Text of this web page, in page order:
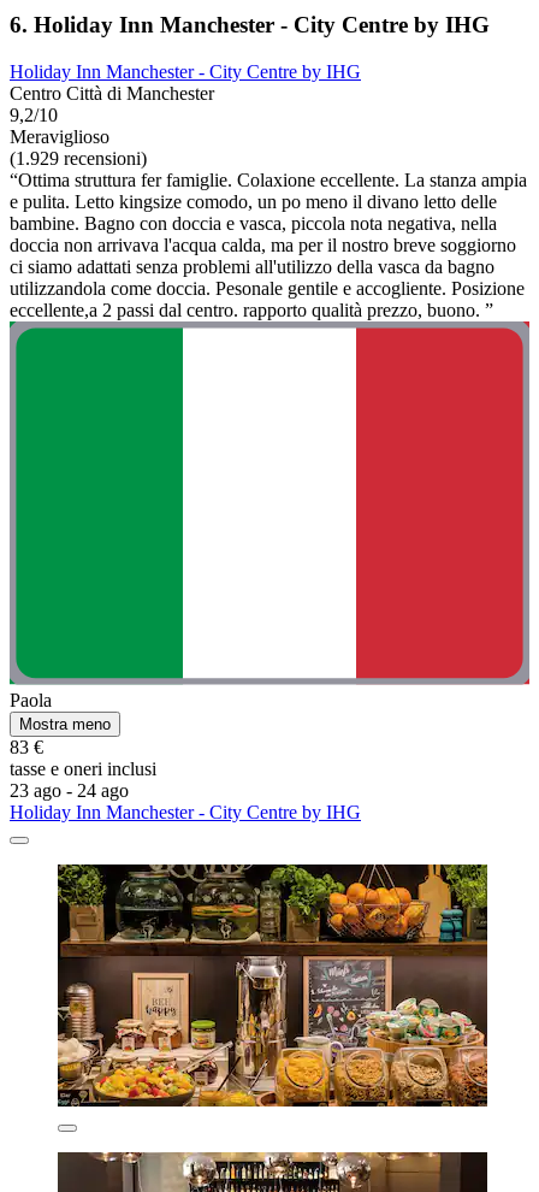
6. Holiday Inn Manchester - City Centre by IHG
Holiday Inn Manchester - City Centre by IHG
Centro Città di Manchester
9,2/10
Meraviglioso
(1.929 recensioni)
“Ottima struttura fer famiglie. Colaxione eccellente. La stanza ampia
e pulita. Letto kingsize comodo, un po meno il divano letto delle
bambine. Bagno con doccia e vasca, piccola nota negativa, nella
doccia non arrivava l'acqua calda, ma per il nostro breve soggiorno
ci siamo adattati senza problemi all'utilizzo della vasca da bagno
utilizzandola come doccia. Pesonale gentile e accogliente. Posizione
eccellente,a 2 passi dal centro. rapporto qualità prezzo, buono. ”
Paola
Mostra meno
83 €
tasse e oneri inclusi
23 ago - 24 ago
Holiday Inn Manchester - City Centre by IHG